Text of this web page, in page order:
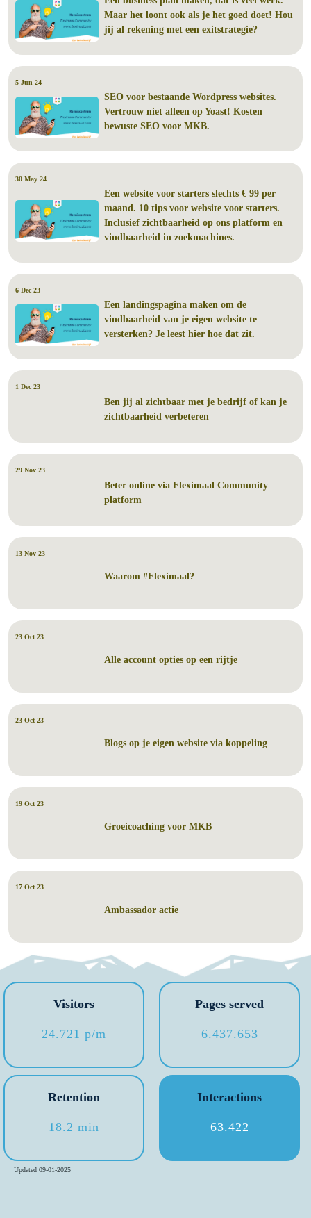
Maar het loont ook als je het goed doet! Hou
jij al rekening met een exitstrategie?
5 Jun 24
SEO voor bestaande Wordpress websites.
Vertrouw niet alleen op Yoast! Kosten
bewuste SEO voor MKB.
30 May 24
Een website voor starters slechts € 99 per
maand. 10 tips voor website voor starters.
Inclusief zichtbaarheid op ons platform en
vindbaarheid in zoekmachines.
6 Dec 23
Een landingspagina maken om de
vindbaarheid van je eigen website te
versterken? Je leest hier hoe dat zit.
1 Dec 23
Ben jij al zichtbaar met je bedrijf of kan je
zichtbaarheid verbeteren
29 Nov 23
Beter online via Fleximaal Community
platform
13 Nov 23
Waarom #Fleximaal?
23 Oct 23
Alle account opties op een rijtje
23 Oct 23
Blogs op je eigen website via koppeling
19 Oct 23
Groeicoaching voor MKB
17 Oct 23
Ambassador actie
Visitors
24.721 p/m
Pages served
6.437.653
Retention
18.2 min
Interactions
63.422
Updated 09-01-2025